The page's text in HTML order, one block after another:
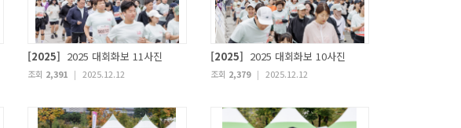
[2025] 2025 대회화보 11사진
조회 2,391 | 2025.12.12
[2025] 2025 대회화보 10사진
조회 2,379 | 2025.12.12